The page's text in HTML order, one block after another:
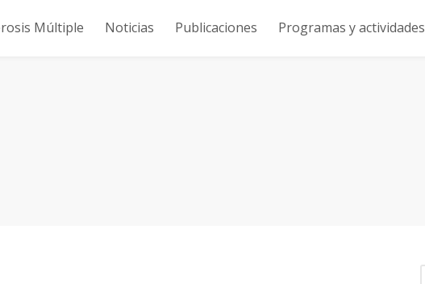
Múltiple Noticias Publicaciones Programas y actividades